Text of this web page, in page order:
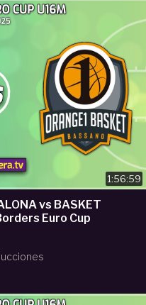
1:56:59
vs BASKET
Euro Cup